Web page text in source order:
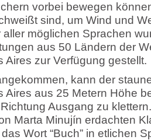
vorbei bewegen
sind, um Wind und
aller möglichen Sprachen
aus 50 Ländern der
Aires zur Verfügung gestellt.
kann der
Aires aus 25 Metern Höhe
Ausgang zu
Marta Minujín erdachten
das Wort “Buch” in etlichen